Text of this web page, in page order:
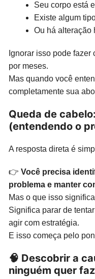
Seu corpo está
Existe algum
Ou há alteração
Ignorar isso pode
por meses.
Mas quando você
completamente sua
Queda de
(entendendo o
A resposta direta é
👉Você precisa
problema e manter
Mas o que isso
Significa parar de
agir com estratégia.
E isso começa pelo
🧠 Descobrir a
ninguém quer